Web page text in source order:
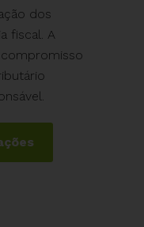
dos
fiscal. A